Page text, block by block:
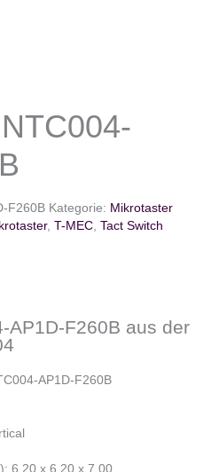
F260B Kategorie: Mikrotaster
, T-MEC, Tact Switch
AP1D-F260B aus der
AP1D-F260B
6,20 x 6,20 x 7,00